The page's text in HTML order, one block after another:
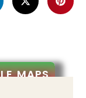
MAPS